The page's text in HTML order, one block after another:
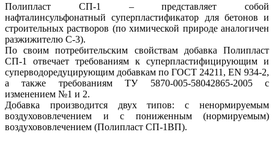
Полипласт СП-1 – представляет собой
нафталинсульфонатный суперпластификатор для бетонов и
строительных растворов (по химической природе аналогичен
разжижителю С-3).
По своим потребительским свойствам добавка Полипласт
СП-1 отвечает требованиям к суперпластифицирующим и
суперводоредуцирующим добавкам по ГОСТ 24211, EN 934-2,
а также требованиям ТУ 5870-005-58042865-2005 с
изменением №1 и 2.
Добавка производится двух типов: с ненормируемым
воздухововлечением и с пониженным (нормируемым)
воздухововлечением (Полипласт СП-1ВП).